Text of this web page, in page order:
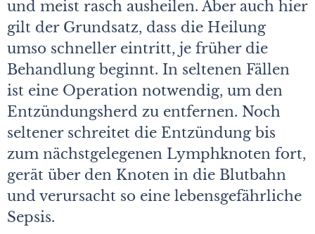
und meist rasch ausheilen. Aber auch hier
gilt der Grundsatz, dass die Heilung
umso schneller eintritt, je früher die
Behandlung beginnt. In seltenen Fällen
ist eine Operation notwendig, um den
Entzündungsherd zu entfernen. Noch
seltener schreitet die Entzündung bis
zum nächstgelegenen Lymphknoten fort,
gerät über den Knoten in die Blutbahn
und verursacht so eine lebensgefährliche
Sepsis.